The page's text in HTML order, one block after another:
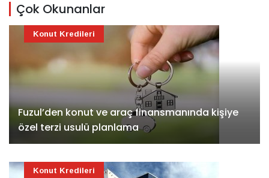
Çok Okunanlar
Fuzul’den konut ve araç finansmanında kişiye
özel terzi usulü planlama
Konut Kredileri
Konut Kredileri